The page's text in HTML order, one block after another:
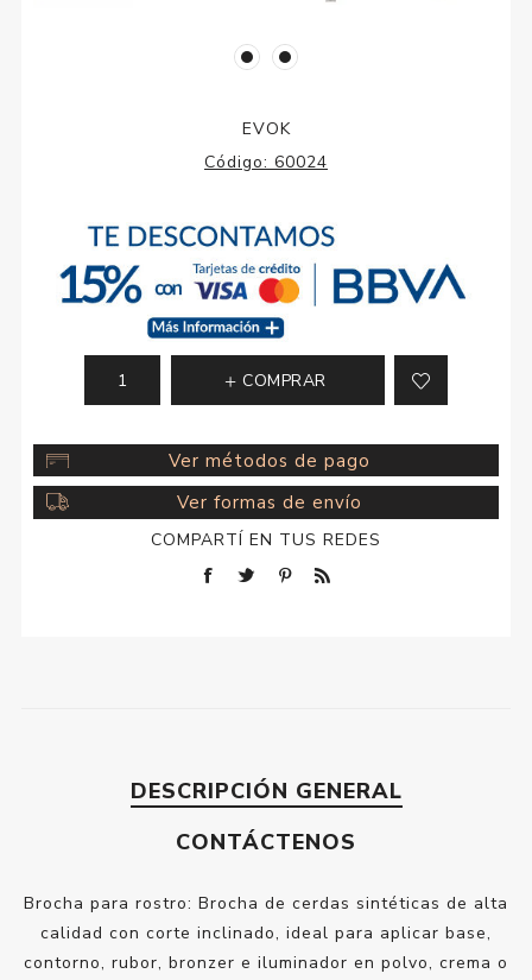
EVOK
Código: 60024
COMPRAR
Ver métodos de pago
Ver formas de envío
COMPARTÍ EN TUS REDES
DESCRIPCIÓN GENERAL
CONTÁCTENOS
Brocha para rostro: Brocha de cerdas sintéticas de alta
calidad con corte inclinado, ideal para aplicar base,
contorno, rubor, bronzer e iluminador en polvo, crema o